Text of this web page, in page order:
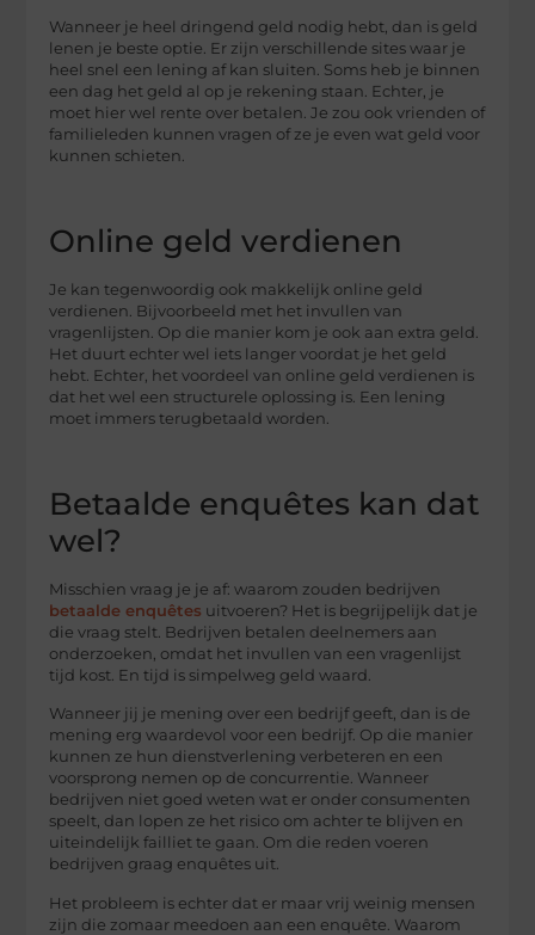
Wanneer je heel dringend geld nodig hebt, dan is geld
lenen je beste optie. Er zijn verschillende sites waar je
heel snel een lening af kan sluiten. Soms heb je binnen
een dag het geld al op je rekening staan. Echter, je
moet hier wel rente over betalen. Je zou ook vrienden of
familieleden kunnen vragen of ze je even wat geld voor
kunnen schieten.
Online geld verdienen
Je kan tegenwoordig ook makkelijk online geld
verdienen. Bijvoorbeeld met het invullen van
vragenlijsten. Op die manier kom je ook aan extra geld.
Het duurt echter wel iets langer voordat je het geld
hebt. Echter, het voordeel van online geld verdienen is
dat het wel een structurele oplossing is. Een lening
moet immers terugbetaald worden.
Betaalde enquêtes kan dat
wel?
Misschien vraag je je af: waarom zouden bedrijven
betaalde enquêtes uitvoeren? Het is begrijpelijk dat je
die vraag stelt. Bedrijven betalen deelnemers aan
onderzoeken, omdat het invullen van een vragenlijst
tijd kost. En tijd is simpelweg geld waard.
Wanneer jij je mening over een bedrijf geeft, dan is de
mening erg waardevol voor een bedrijf. Op die manier
kunnen ze hun dienstverlening verbeteren en een
voorsprong nemen op de concurrentie. Wanneer
bedrijven niet goed weten wat er onder consumenten
speelt, dan lopen ze het risico om achter te blijven en
uiteindelijk failliet te gaan. Om die reden voeren
bedrijven graag enquêtes uit.
Het probleem is echter dat er maar vrij weinig mensen
zijn die zomaar meedoen aan een enquête. Waarom